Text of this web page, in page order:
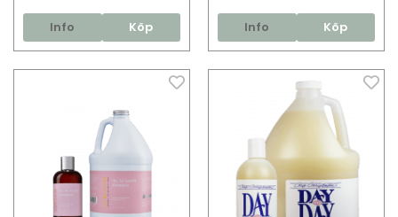
Info Köp Info Köp